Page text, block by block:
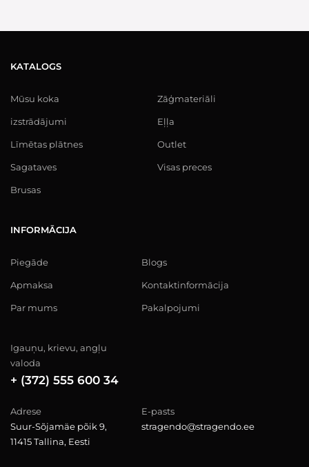
KATALOGS
Mūsu koka
izstrādājumi
Līmētas plātnes
Sagataves
Brusas
Zāģmateriāli
Eļļa
Outlet
Visas preces
INFORMĀCIJA
Piegāde
Apmaksa
Par mums
Blogs
Kontaktinformācija
Pakalpojumi
Igauņu, krievu, angļu
valoda
+ (372) 555 600 34
Adrese
Suur-Sõjamäe põik 9,
11415 Tallina, Eesti
E-pasts
stragendo@stragendo.ee